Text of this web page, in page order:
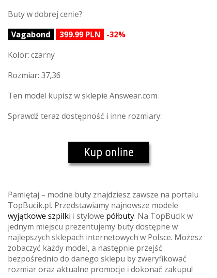
Buty w dobrej cenie?
Vagabond
399.99 PLN
-32%
Kolor: czarny
Rozmiar: 37,36
Ten model kupisz w sklepie Answear.com.
Sprawdź teraz dostępność i inne rozmiary:
Kup online
Pamiętaj – modne buty znajdziesz zawsze na portalu
TopBucik.pl. Przedstawiamy najnowsze modele
wyjątkowe szpilki i stylowe półbuty. Na TopBucik w
jednym miejscu prezentujemy buty dostępne w
najlepszych sklepach internetowych w Polsce. Możesz
zobaczyć każdy model, a następnie przejść
bezpośrednio do danego sklepu by zweryfikować
rozmiar oraz aktualne promocje i dokonać zakupu!